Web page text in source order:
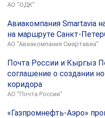
АО "ОДК"
Авиакомпания Smartavia
на маршруте Санкт-
АО "Авиакомпания Смартавиа"
Почта России и Кыргыз
соглашение о создании
коридора
АО "Почта России"
«Газпромнефть-Аэро»